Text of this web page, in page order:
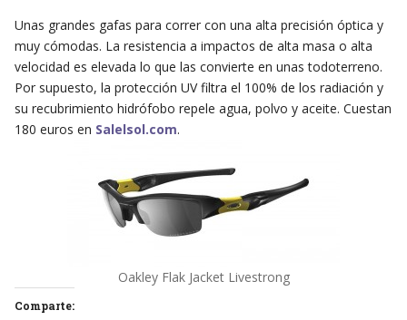
Unas grandes gafas para correr con una alta precisión óptica y
muy cómodas. La resistencia a impactos de alta masa o alta
velocidad es elevada lo que las convierte en unas todoterreno.
Por supuesto, la protección UV filtra el 100% de los radiación y
su recubrimiento hidrófobo repele agua, polvo y aceite. Cuestan
180 euros en Salelsol.com.
Oakley Flak Jacket Livestrong
Comparte: